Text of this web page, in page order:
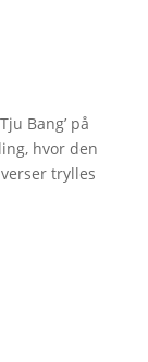
Bang’ på
hvor den
trylles